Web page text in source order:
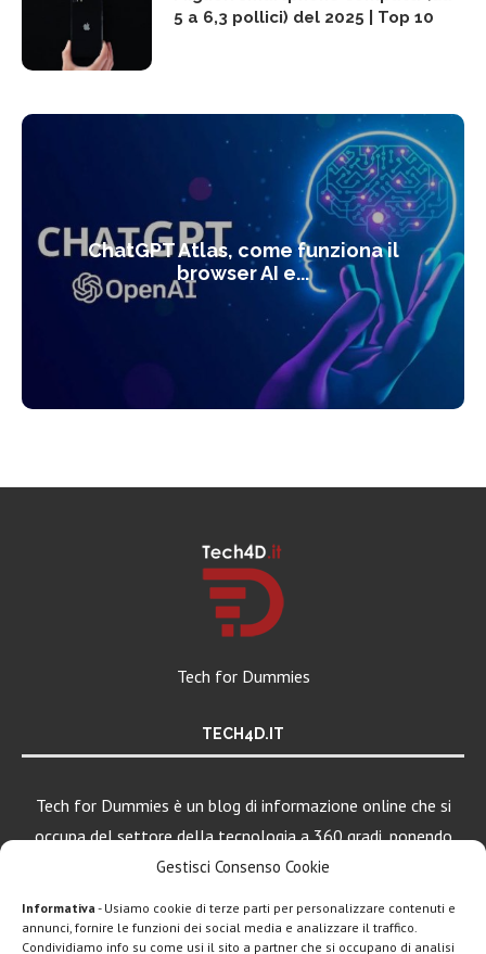
Gestisci Consenso Cookie
Informativa - Usiamo cookie di terze parti per personalizzare contenuti e
annunci, fornire le funzioni dei social media e analizzare il traffico.
Condividiamo info su come usi il sito a partner che si occupano di analisi
5 a 6,3 pollici) del 2025 | Top 10
ChatGPT Atlas, come funziona il
browser AI e...
Tech for Dummies
TECH4D.IT
Tech for Dummies è un blog di informazione online che si
occupa del settore della tecnologia a 360 gradi, ponendo
una particolare attenzione al mondo Android, Apple e